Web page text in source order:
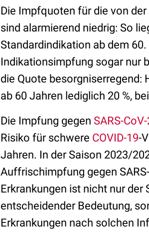
Die Impfquoten für die von
sind alarmierend niedrig: So
Standardindikation ab dem
Indikationsimpfung sogar nur
die Quote besorgniserregend:
ab 60 Jahren lediglich 20 %,
Die Impfung gegen SARS-
Risiko für schwere COVID-19-
Jahren. In der Saison 2023/
Auffrischimpfung gegen
Erkrankungen ist nicht nur
entscheidender Bedeutung,
Erkrankungen nach solchen